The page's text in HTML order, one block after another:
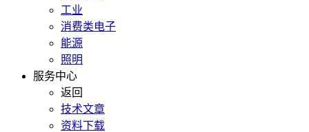
工业
消费类电子
能源
照明
服务中心
返回
技术文章
资料下载